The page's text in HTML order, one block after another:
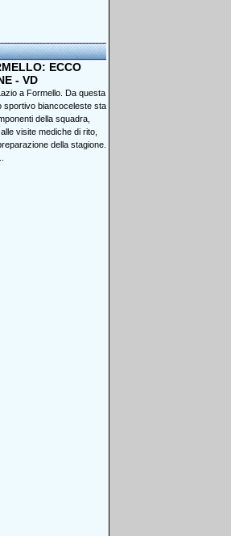
ECCO
- VD
a Formello. Da questa
sportivo biancoceleste sta
della squadra,
visite mediche di rito,
della stagione.